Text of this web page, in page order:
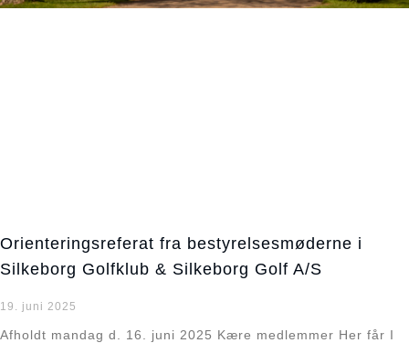
Orienteringsreferat fra bestyrelsesmøderne i
Silkeborg Golfklub & Silkeborg Golf A/S
19. juni 2025
Afholdt mandag d. 16. juni 2025 Kære medlemmer Her får I